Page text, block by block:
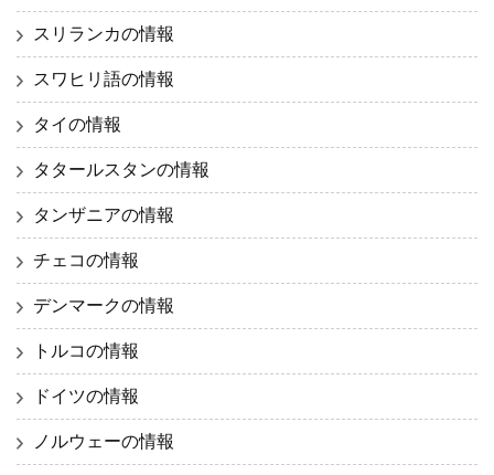
スリランカの情報
スワヒリ語の情報
タイの情報
タタールスタンの情報
タンザニアの情報
チェコの情報
デンマークの情報
トルコの情報
ドイツの情報
ノルウェーの情報